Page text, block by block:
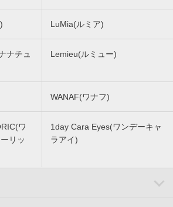
LuMia(ルミア)
ナチュ
Lemieu(ルミュー)
WANAF(ワナフ)
ワ
リッ
1day Cara Eyes(ワンデーキャ
ラアイ)